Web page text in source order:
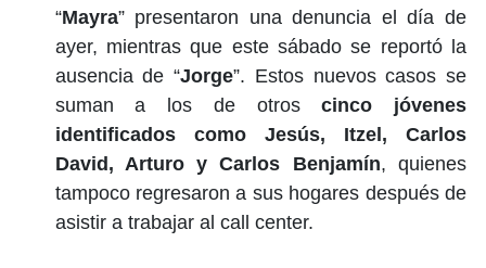
“Mayra” presentaron una denuncia el día de
ayer, mientras que este sábado se reportó la
ausencia de “Jorge”. Estos nuevos casos se
suman a los de otroscinco jóvenes
identificados como Jesús, Itzel, Carlos
David, Arturo y Carlos Benjamín, quienes
tampoco regresaron a sus hogares después de
asistir a trabajar al call center.